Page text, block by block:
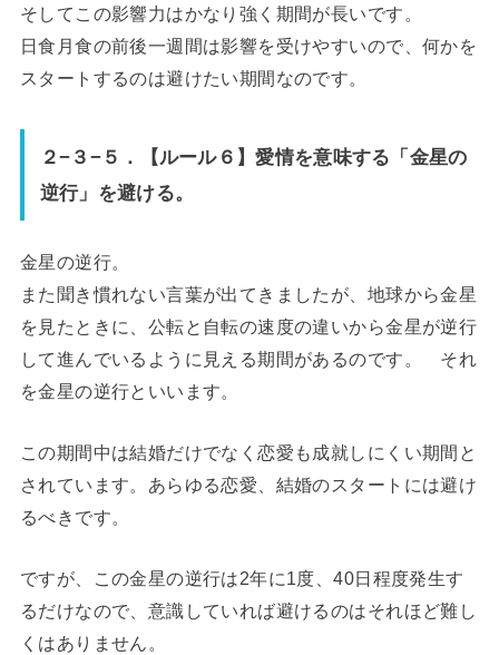
そしてこの影響力はかなり強く期間が長いです。
日食月食の前後一週間は影響を受けやすいので、何かを
スタートするのは避けたい期間なのです。
２−３−５．【ルール６】愛情を意味する「金星の
逆行」を避ける。
金星の逆行。
また聞き慣れない言葉が出てきましたが、地球から金星
を見たときに、公転と自転の速度の違いから金星が逆行
して進んでいるように見える期間があるのです。 それ
を金星の逆行といいます。
この期間中は結婚だけでなく恋愛も成就しにくい期間と
されています。あらゆる恋愛、結婚のスタートには避け
るべきです。
ですが、この金星の逆行は2年に1度、40日程度発生す
るだけなので、意識していれば避けるのはそれほど難し
くはありません。